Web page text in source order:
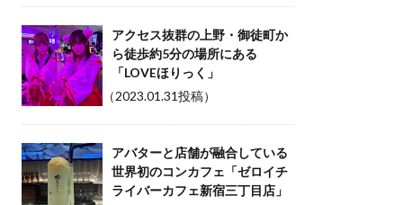
アクセス抜群の上野・御徒町か
ら徒歩約5分の場所にある
「LOVEほりっく」
（2023.01.31投稿）
アバターと店舗が融合している
世界初のコンカフェ「ゼロイチ
ライバーカフェ新宿三丁目店」